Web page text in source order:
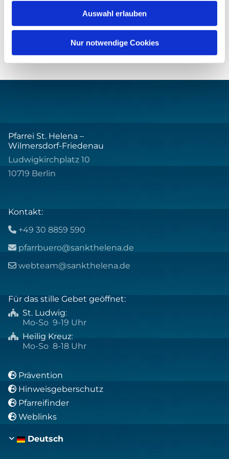
Auswahl erlauben
Nur notwendige Cookies
Pfarrei St. Helena –
Wilmersdorf-Friedenau
Ludwigkirchplatz 10
10719 Berlin
Kontakt:
 +49 30 8859 590
 pfarrbuero@sankthelena.de
 webteam@sankthelena.de
Für das stille Gebet geöffnet:
 St. Ludwig:
Mo-So 9-19 Uhr
 Heilig Kreuz:
Mo-So 8-18 Uhr
 Prävention
 Hinweisgeberschutz
 Pfarreifinder
 Weblinks
Deutsch